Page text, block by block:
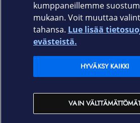
Elisa.fi
Elisan myymälät
kumppaneillemme
mukaan. Voit muuttaa
tahansa. Lue lisää
evästeistä.
VAIN
HYVÄKSY KAIKKI